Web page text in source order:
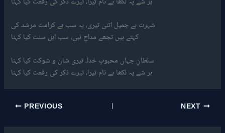
شہرت ہے جمیل اتنی تیری، یہ سب ہے کرامت مرشد کی
کہتے ہیں تجھے مداحِ نبی، سب اہل سنت کیا کہنا
سلطانِ جہاں محبوبِ خدا، تیری شان و شوکت کیا کہنا
ہر شے پہ لکھا ہے نام تیرا، تیرے ذکر کی رفعت کیا کہنا
PREVIOUS NEXT